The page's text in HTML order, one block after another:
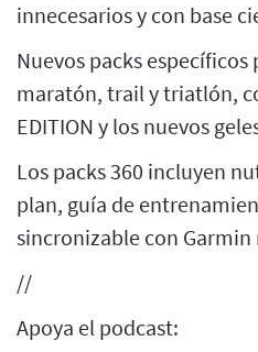
innecesarios y con base
Nuevos packs
maratón, trail y triatlón,
EDITION y los nuevos
Los packs 360 incluyen
plan, guía de
sincronizable con Garmin
//
Apoya el podcast: